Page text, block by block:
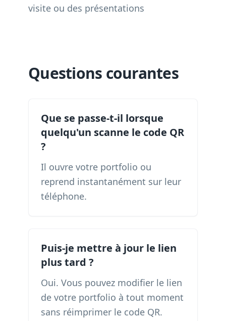
visite ou des présentations
Questions courantes
Que se passe-t-il lorsque
quelqu'un scanne le code QR
?
Il ouvre votre portfolio ou
reprend instantanément sur leur
téléphone.
Puis-je mettre à jour le lien
plus tard ?
Oui. Vous pouvez modifier le lien
de votre portfolio à tout moment
sans réimprimer le code QR.